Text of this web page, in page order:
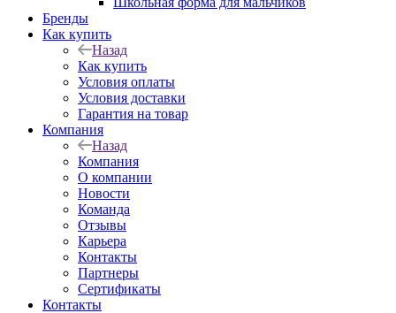
Бренды
Как купить
Назад
Как купить
Условия оплаты
Условия доставки
Гарантия на товар
Компания
Назад
Компания
О компании
Новости
Команда
Отзывы
Карьера
Контакты
Партнеры
Сертификаты
Контакты